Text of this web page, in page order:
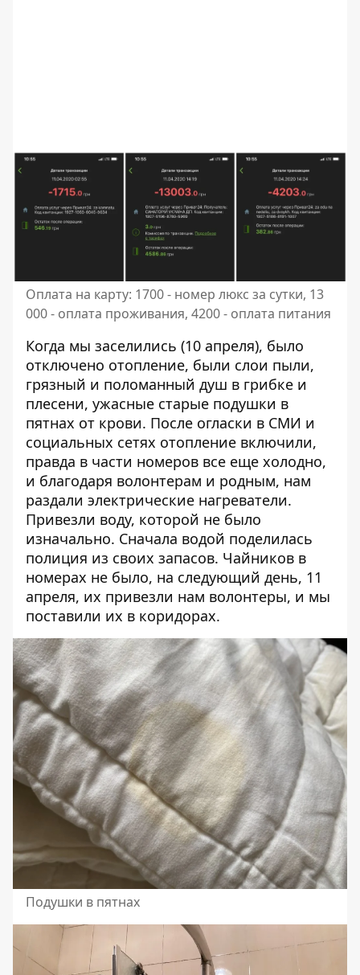
Оплата на карту: 1700 - номер люкс за сутки, 13
000 - оплата проживания, 4200 - оплата питания
Когда мы заселились (10 апреля), было
отключено отопление, были слои пыли,
грязный и поломанный душ в грибке и
плесени, ужасные старые подушки в
пятнах от крови. После огласки в СМИ и
социальных сетях отопление включили,
правда в части номеров все еще холодно,
и благодаря волонтерам и родным, нам
раздали электрические нагреватели.
Привезли воду, которой не было
изначально. Сначала водой поделилась
полиция из своих запасов. Чайников в
номерах не было, на следующий день, 11
апреля, их привезли нам волонтеры, и мы
поставили их в коридорах.
Подушки в пятнах